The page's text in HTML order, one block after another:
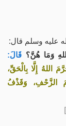
عليه وسلم قال:
وَمَا هُنَّ؟ قَالَ:
اللهُ إِلَّا بِالْحَقِّ،
الزَّحْفِ، وَقَذْفُ